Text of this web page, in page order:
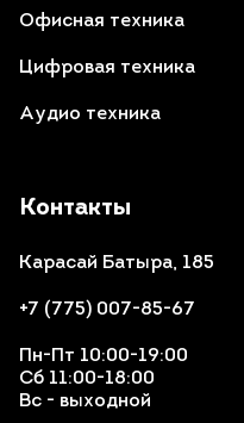
Контакты
Карасай Батыра, 185
+7 (775) 007-85-67
Пн-Пт 10:00-19:00
Сб 11:00-18:00
Вс - выходной
Офисная техника
Цифровая техника
Аудио техника